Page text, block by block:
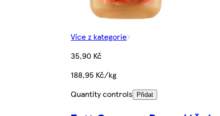
Více z kategorie
35,90 Kč
188,95 Kč/kg
Quantity controls
Přidat